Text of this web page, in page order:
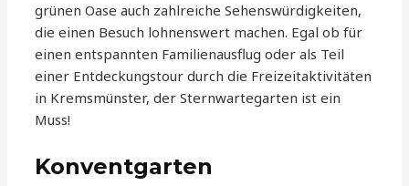
grünen Oase auch zahlreiche Sehenswürdigkeiten,
die einen Besuch lohnenswert machen. Egal ob für
einen entspannten Familienausflug oder als Teil
einer Entdeckungstour durch die Freizeitaktivitäten
in Kremsmünster, der Sternwartegarten ist ein
Muss!
Konventgarten